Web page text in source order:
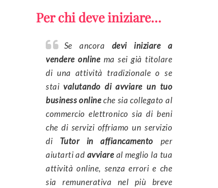
Per chi deve iniziare…
Se ancora devi iniziare a
vendere onlinema sei già titolare
di una attività tradizionale o se
staivalutando di avviare un tuo
business onlineche sia collegato al
commercio elettronico sia di beni
che di servizi offriamo un servizio
di Tutor in affiancamento per
aiutarti ad avviareal meglio la tua
attività online, senza errori e che
sia remunerativa nel più breve